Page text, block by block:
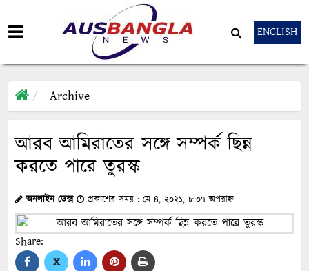
ENGLISH
Archive
আরব আমিরাতের সঙ্গে সম্পর্ক ছিন্ন
করতে পারে তুরস্ক
অনলাইন ডেক্স প্রকাশের সময় : মে ৪, ২০২১, ৮:০৭ অপরাহ্ন
Share:
X